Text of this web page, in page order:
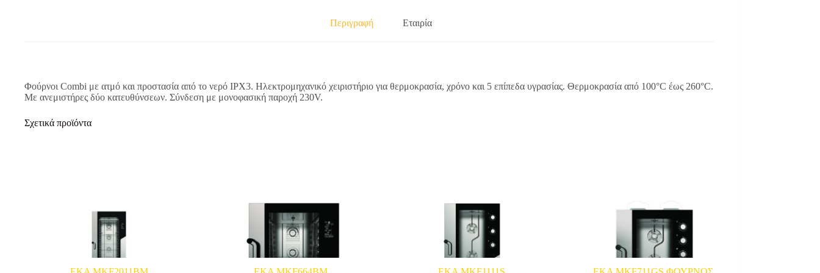
Περιγραφή Εταιρία
Φούρνοι Combi με ατμό και προστασία από το νερό IPX3. Ηλεκτρομηχανικό χειριστήριο για θερμοκρασία, χρόνο και 5 επίπεδα υγρασίας. Θερμοκρασία από 100°C έως 260°C.
Με ανεμιστήρες δύο κατευθύνσεων. Σύνδεση με μονοφασική παροχή 230V.
Σχετικά προϊόντα